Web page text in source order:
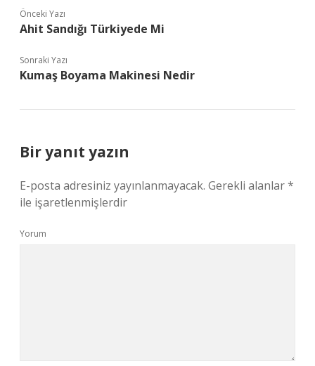
Önceki Yazı
Ahit Sandığı Türkiyede Mi
Sonraki Yazı
Kumaş Boyama Makinesi Nedir
Bir yanıt yazın
E-posta adresiniz yayınlanmayacak. Gerekli alanlar*
ile işaretlenmişlerdir
Yorum